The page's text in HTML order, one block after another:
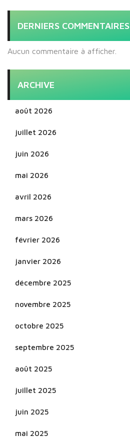
DERNIERS COMMENTAIRES
Aucun commentaire à afficher.
ARCHIVE
août 2026
juillet 2026
juin 2026
mai 2026
avril 2026
mars 2026
février 2026
janvier 2026
décembre 2025
novembre 2025
octobre 2025
septembre 2025
août 2025
juillet 2025
juin 2025
mai 2025